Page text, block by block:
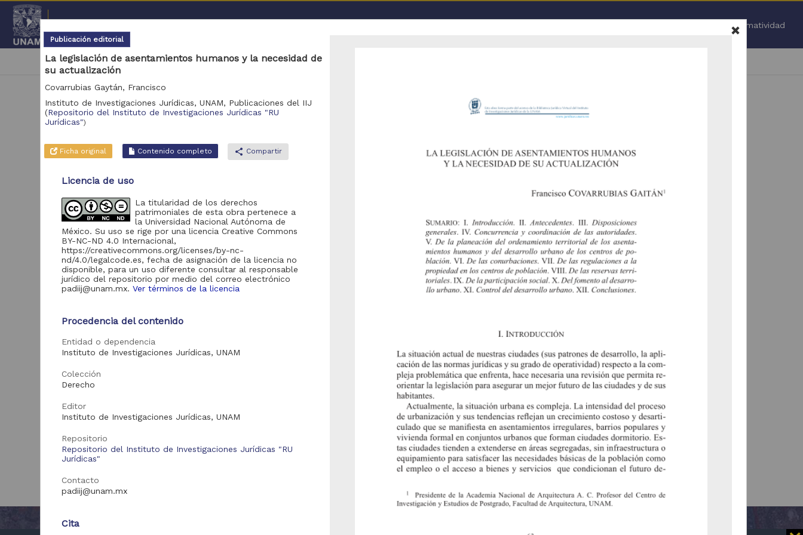
Normatividad
Todo
cancel | 2011 Capítulo de libro Publicaciones del IIJ
No se encontraron registros.
Se recomienda realizar una de las siguientes acciones:
Eliminar los filtros de opciones avanzadas y realizar la búsqueda nuevamente (
Debido a que el enlace posiblemente haya caducado, realizar nuevamente la selección de facetas (
Publicación editorial
La legislación de asentamientos humanos y la necesidad de
su actualización
Covarrubias Gaytán, Francisco
Instituto de Investigaciones Jurídicas, UNAM, Publicaciones del IIJ
(Repositorio del Instituto de Investigaciones Jurídicas "RU
Jurídicas")
Ficha original Contenido completo share Compartir
Licencia de uso
La titularidad de los derechos
patrimoniales de esta obra pertenece a
la Universidad Nacional Autónoma de
México. Su uso se rige por una licencia Creative Commons
BY-NC-ND 4.0 Internacional,
https://creativecommons.org/licenses/by-nc-
nd/4.0/legalcode.es, fecha de asignación de la licencia no
disponible, para un uso diferente consultar al responsable
jurídico del repositorio por medio del correo electrónico
padiij@unam.mx.Ver términos de la licencia
Procedencia del contenido
Entidad o dependencia
Instituto de Investigaciones Jurídicas, UNAM
Colección
Derecho
Editor
Instituto de Investigaciones Jurídicas, UNAM
Repositorio
Repositorio del Instituto de Investigaciones Jurídicas "RU
Jurídicas"
Contacto
padiij@unam.mx
Cita